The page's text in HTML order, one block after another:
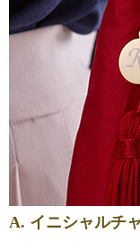
A. イニシャルチ